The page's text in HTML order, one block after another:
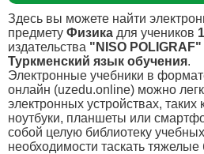
Здесь вы можете найти
предмету Физика для учеников
издательства "NISO POLIGRAF"
Туркменский язык обучения.
Электронные учебники в
онлайн (uzedu.online) можно
электронных устройствах,
ноутбуки, планшеты или
собой целую библиотеку
необходимости таскать